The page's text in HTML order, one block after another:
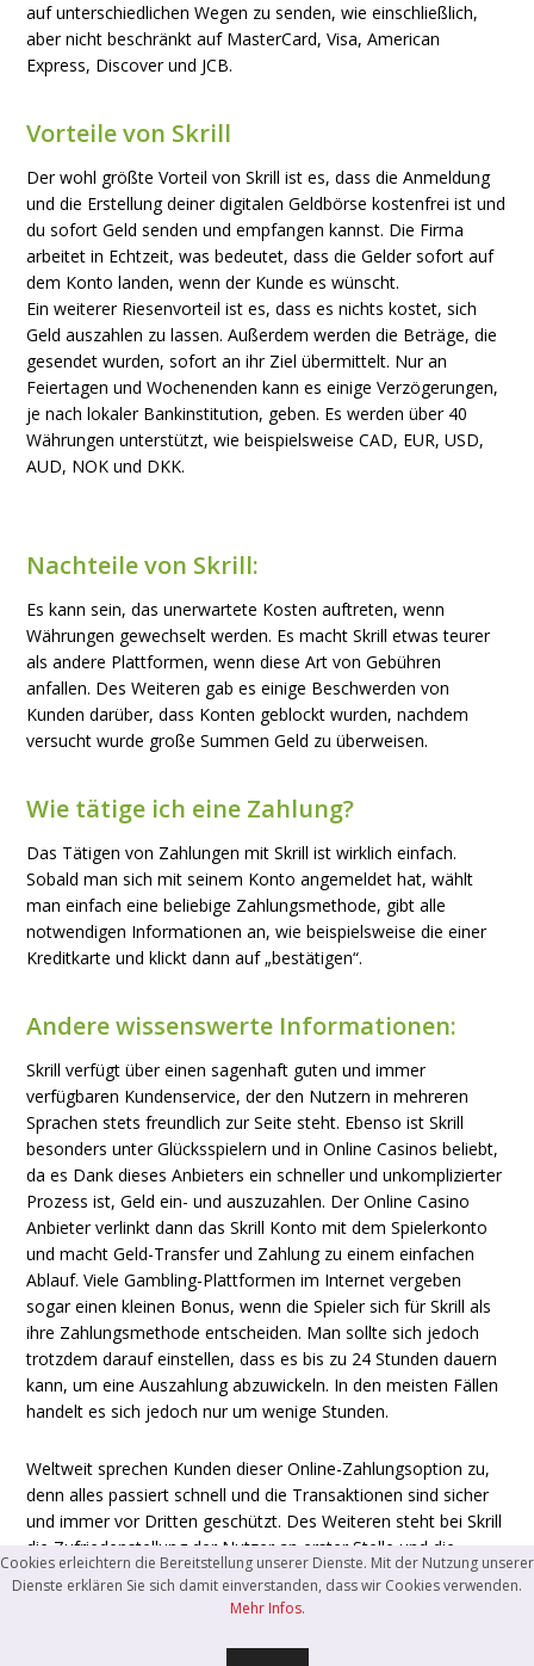
auf unterschiedlichen Wegen zu senden, wie einschließlich,
aber nicht beschränkt auf MasterCard, Visa, American
Express, Discover und JCB.
Vorteile von Skrill
Der wohl größte Vorteil von Skrill ist es, dass die Anmeldung
und die Erstellung deiner digitalen Geldbörse kostenfrei ist und
du sofort Geld senden und empfangen kannst. Die Firma
arbeitet in Echtzeit, was bedeutet, dass die Gelder sofort auf
dem Konto landen, wenn der Kunde es wünscht.
Ein weiterer Riesenvorteil ist es, dass es nichts kostet, sich
Geld auszahlen zu lassen. Außerdem werden die Beträge, die
gesendet wurden, sofort an ihr Ziel übermittelt. Nur an
Feiertagen und Wochenenden kann es einige Verzögerungen,
je nach lokaler Bankinstitution, geben. Es werden über 40
Währungen unterstützt, wie beispielsweise CAD, EUR, USD,
AUD, NOK und DKK.
Nachteile von Skrill:
Es kann sein, das unerwartete Kosten auftreten, wenn
Währungen gewechselt werden. Es macht Skrill etwas teurer
als andere Plattformen, wenn diese Art von Gebühren
anfallen. Des Weiteren gab es einige Beschwerden von
Kunden darüber, dass Konten geblockt wurden, nachdem
versucht wurde große Summen Geld zu überweisen.
Wie tätige ich eine Zahlung?
Das Tätigen von Zahlungen mit Skrill ist wirklich einfach.
Sobald man sich mit seinem Konto angemeldet hat, wählt
man einfach eine beliebige Zahlungsmethode, gibt alle
notwendigen Informationen an, wie beispielsweise die einer
Kreditkarte und klickt dann auf „bestätigen“.
Andere wissenswerte Informationen:
Skrill verfügt über einen sagenhaft guten und immer
verfügbaren Kundenservice, der den Nutzern in mehreren
Sprachen stets freundlich zur Seite steht. Ebenso ist Skrill
besonders unter Glücksspielern und in Online Casinos beliebt,
da es Dank dieses Anbieters ein schneller und unkomplizierter
Prozess ist, Geld ein- und auszuzahlen. Der Online Casino
Anbieter verlinkt dann das Skrill Konto mit dem Spielerkonto
und macht Geld-Transfer und Zahlung zu einem einfachen
Ablauf. Viele Gambling-Plattformen im Internet vergeben
sogar einen kleinen Bonus, wenn die Spieler sich für Skrill als
ihre Zahlungsmethode entscheiden. Man sollte sich jedoch
trotzdem darauf einstellen, dass es bis zu 24 Stunden dauern
kann, um eine Auszahlung abzuwickeln. In den meisten Fällen
handelt es sich jedoch nur um wenige Stunden.
Weltweit sprechen Kunden dieser Online-Zahlungsoption zu,
denn alles passiert schnell und die Transaktionen sind sicher
und immer vor Dritten geschützt. Des Weiteren steht bei Skrill
die Zufriedenstellung der Nutzer an erster Stelle und die
Plattform ist mit ihren Dienstleistungen sehr kosteneffektiv.
Cookies erleichtern die Bereitstellung unserer Dienste. Mit der Nutzung unserer
Dienste erklären Sie sich damit einverstanden, dass wir Cookies verwenden.
Mehr Infos.